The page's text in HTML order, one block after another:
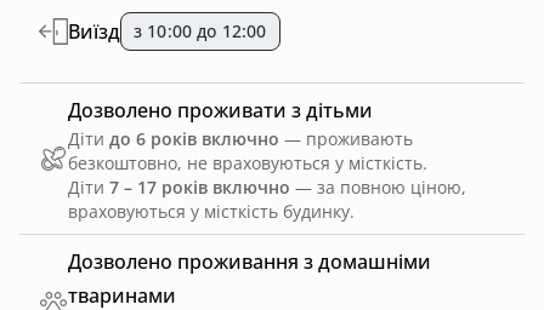
Дозволено проживання з домашніми
тваринами
Виїзд з 10:00 до 12:00
Дозволено проживати з дітьми
Діти до 6 років включно — проживають
безкоштовно, не враховуються у місткість.
Діти 7 – 17 років включно — за повною ціною,
враховуються у місткість будинку.